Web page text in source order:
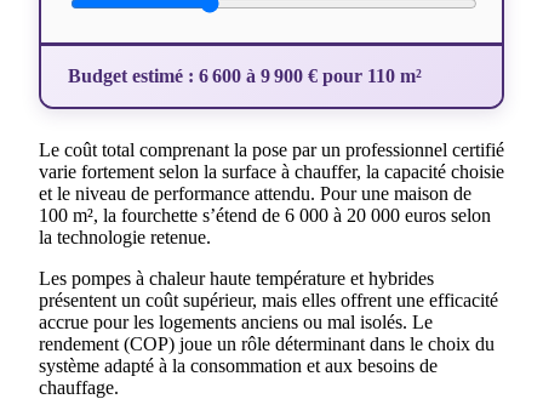
Budget estimé : 6 600 à 9 900 € pour 110 m²
Le coût total comprenant la pose par un professionnel certifié
varie fortement selon la surface à chauffer, la capacité choisie
et le niveau de performance attendu. Pour une maison de
100 m², la fourchette s’étend de 6 000 à 20 000 euros selon
la technologie retenue.
Les pompes à chaleur haute température et hybrides
présentent un coût supérieur, mais elles offrent une efficacité
accrue pour les logements anciens ou mal isolés. Le
rendement (COP) joue un rôle déterminant dans le choix du
système adapté à la consommation et aux besoins de
chauffage.